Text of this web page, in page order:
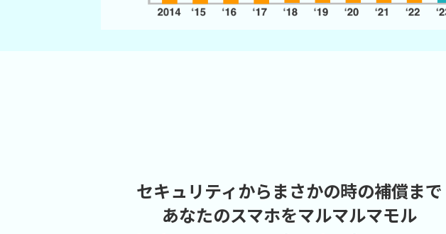
セキュリティからまさかの時の補償まで
あなたのスマホをマルマルマモル